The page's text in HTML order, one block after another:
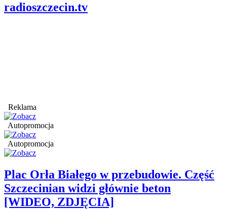
radioszczecin.tv
Reklama
Autopromocja
Autopromocja
Plac Orła Białego w przebudowie. Część
Szczecinian widzi głównie beton
[WIDEO, ZDJĘCIA]